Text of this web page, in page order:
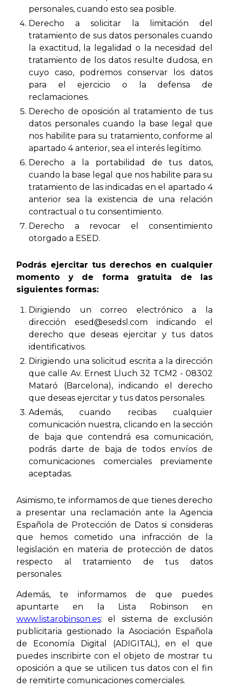
personales, cuando esto sea posible.
Derecho a solicitar la limitación del
tratamiento de sus datos personales cuando
la exactitud, la legalidad o la necesidad del
tratamiento de los datos resulte dudosa, en
cuyo caso, podremos conservar los datos
para el ejercicio o la defensa de
reclamaciones.
Derecho de oposición al tratamiento de tus
datos personales cuando la base legal que
nos habilite para su tratamiento, conforme al
apartado 4 anterior, sea el interés legítimo.
Derecho a la portabilidad de tus datos,
cuando la base legal que nos habilite para su
tratamiento de las indicadas en el apartado 4
anterior sea la existencia de una relación
contractual o tu consentimiento.
Derecho a revocar el consentimiento
otorgado a ESED.
Podrás ejercitar tus derechos en cualquier
momento y de forma gratuita de las
siguientes formas:
Dirigiendo un correo electrónico a la
dirección esed@esedsl.com indicando el
derecho que deseas ejercitar y tus datos
identificativos.
Dirigiendo una solicitud escrita a la dirección
que calle Av. Ernest Lluch 32 TCM2 - 08302
Mataró (Barcelona), indicando el derecho
que deseas ejercitar y tus datos personales.
Además, cuando recibas cualquier
comunicación nuestra, clicando en la sección
de baja que contendrá esa comunicación,
podrás darte de baja de todos envíos de
comunicaciones comerciales previamente
aceptadas.
Asimismo, te informamos de que tienes derecho
a presentar una reclamación ante la Agencia
Española de Protección de Datos si consideras
que hemos cometido una infracción de la
legislación en materia de protección de datos
respecto al tratamiento de tus datos
personales.
Además, te informamos de que puedes
apuntarte en la Lista Robinson en
www.listarobinson.es: el sistema de exclusión
publicitaria gestionado la Asociación Española
de Economía Digital (ADIGITAL), en el que
puedes inscribirte con el objeto de mostrar tu
oposición a que se utilicen tus datos con el fin
de remitirte comunicaciones comerciales.